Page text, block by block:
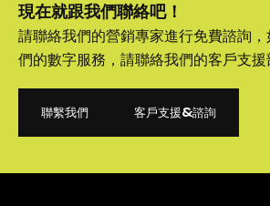
現在就跟我們聯絡吧！
請聯絡我們的營銷專家進行免費諮詢
們的數字服務，請聯絡我們的客戶支援
聯繫我們
客戶支援&諮詢